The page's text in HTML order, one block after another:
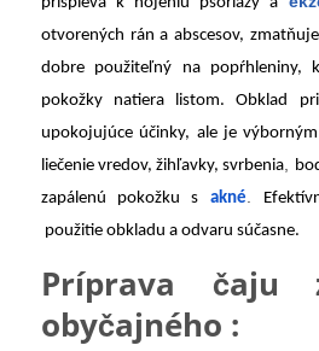
otvorených rán a abscesov,
dobre použiteľný na popŕhleniny,
pokožky natiera listom. Obklad
upokojujúce účinky, ale je
liečenie vredov, žihľavky, svrbenia
zapálenú pokožku s
akné
použitie obkladu a odvaru súčasne.
Príprava čaju
obyčajného :